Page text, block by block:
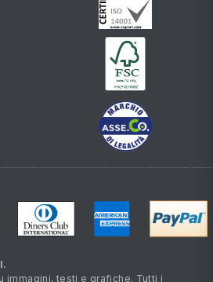
immagini, testi e grafiche. Tutti i